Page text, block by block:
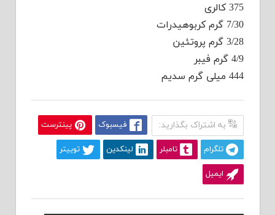
375 کالری
7/30 گرم کربوهیدرات
3/28 گرم پروتئین
4/9 گرم فیبر
444 میلی گرم سدیم
به اشتراک بگذارید: فیسبوک پینترست
تلگرام تامبلر لینکدین توییتر
ایمیل